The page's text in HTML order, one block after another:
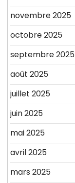
novembre 2025
octobre 2025
septembre 2025
août 2025
juillet 2025
juin 2025
mai 2025
avril 2025
mars 2025